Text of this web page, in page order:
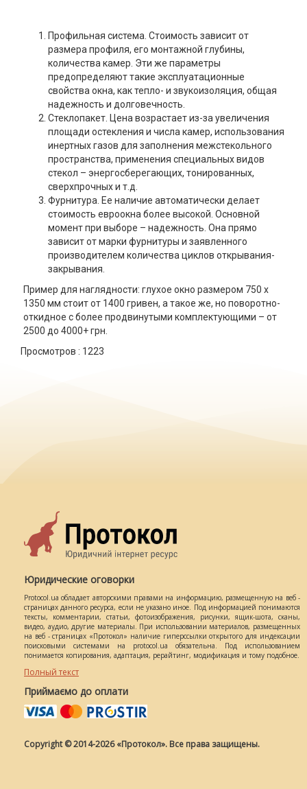
Профильная система. Стоимость зависит от
размера профиля, его монтажной глубины,
количества камер. Эти же параметры
предопределяют такие эксплуатационные
свойства окна, как тепло- и звукоизоляция, общая
надежность и долговечность.
Стеклопакет. Цена возрастает из-за увеличения
площади остекления и числа камер, использования
инертных газов для заполнения межстекольного
пространства, применения специальных видов
стекол – энергосберегающих, тонированных,
сверхпрочных и т.д.
Фурнитура. Ее наличие автоматически делает
стоимость евроокна более высокой. Основной
момент при выборе – надежность. Она прямо
зависит от марки фурнитуры и заявленного
производителем количества циклов открывания-
закрывания.
Пример для наглядности: глухое окно размером 750 x
1350 мм стоит от 1400 гривен, а такое же, но поворотно-
откидное с более продвинутыми комплектующими – от
2500 до 4000+ грн.
Просмотров : 1223
Юридические оговорки
Protocol.ua обладает авторскими правами на информацию, размещенную на веб -
страницах данного ресурса, если не указано иное. Под информацией понимаются
тексты, комментарии, статьи, фотоизображения, рисунки, ящик-шота, сканы,
видео, аудио, другие материалы. При использовании материалов, размещенных
на веб - страницах «Протокол» наличие гиперссылки открытого для индексации
поисковыми системами на protocol.ua обязательна. Под использованием
понимается копирования, адаптация, рерайтинг, модификация и тому подобное.
Полный текст
Приймаємо до оплати
Copyright © 2014-2026 «Протокол». Все права защищены.